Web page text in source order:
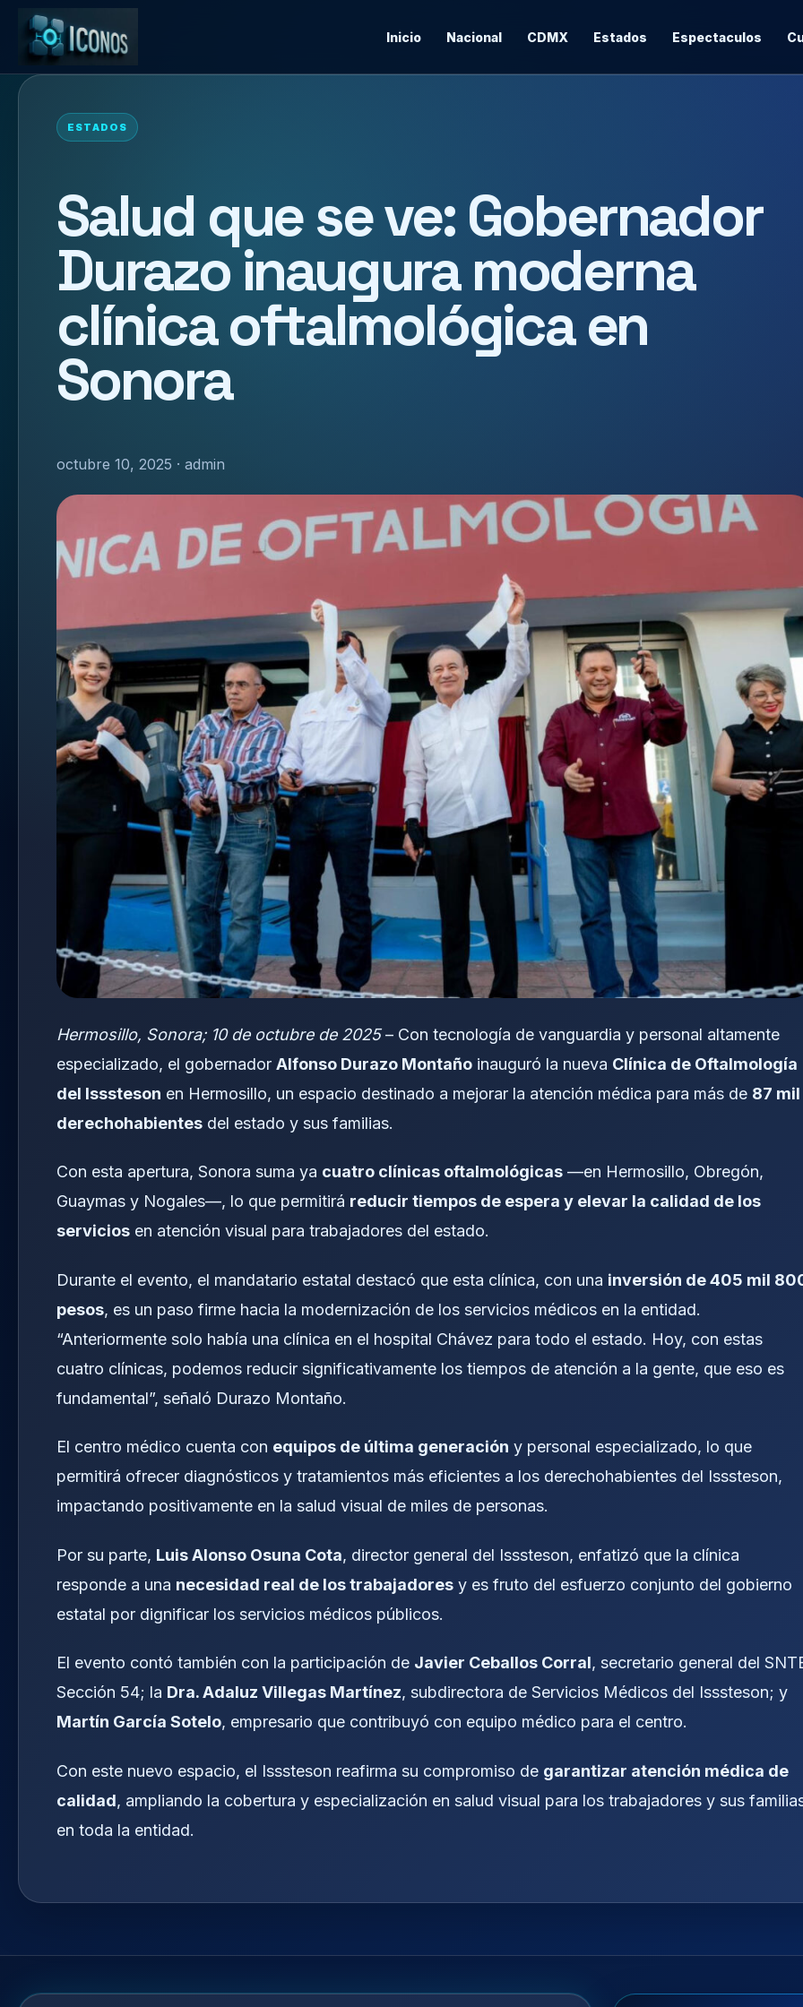
Inicio Nacional CDMX Estados Espectaculos
ESTADOS
Salud que se ve: Gobernador
Durazo inaugura moderna
clínica oftalmológica en
Sonora
octubre 10, 2025 · admin
Hermosillo, Sonora; 10 de octubre de 2025– Con tecnología de vanguardia y personal altamente
especializado, el gobernador Alfonso Durazo Montaño inauguró la nueva Clínica de Oftalmología
del Isssteson en Hermosillo, un espacio destinado a mejorar la atención médica para más de 87 mil
derechohabientes del estado y sus familias.
Con esta apertura, Sonora suma ya cuatro clínicas oftalmológicas —en Hermosillo, Obregón,
Guaymas y Nogales—, lo que permitirá reducir tiempos de espera y elevar la calidad de los
servicios en atención visual para trabajadores del estado.
Durante el evento, el mandatario estatal destacó que esta clínica, con una inversión de 405 mil
pesos, es un paso firme hacia la modernización de los servicios médicos en la entidad.
“Anteriormente solo había una clínica en el hospital Chávez para todo el estado. Hoy, con estas
cuatro clínicas, podemos reducir significativamente los tiempos de atención a la gente, que eso es
fundamental”, señaló Durazo Montaño.
El centro médico cuenta con equipos de última generación y personal especializado, lo que
permitirá ofrecer diagnósticos y tratamientos más eficientes a los derechohabientes del Isssteson,
impactando positivamente en la salud visual de miles de personas.
Por su parte, Luis Alonso Osuna Cota, director general del Isssteson, enfatizó que la clínica
responde a una necesidad real de los trabajadores y es fruto del esfuerzo conjunto del gobierno
estatal por dignificar los servicios médicos públicos.
El evento contó también con la participación de Javier Ceballos Corral, secretario general del
Sección 54; la Dra. Adaluz Villegas Martínez, subdirectora de Servicios Médicos del Isssteson; y
Martín García Sotelo, empresario que contribuyó con equipo médico para el centro.
Con este nuevo espacio, el Isssteson reafirma su compromiso de garantizar atención médica de
calidad, ampliando la cobertura y especialización en salud visual para los trabajadores y sus
en toda la entidad.